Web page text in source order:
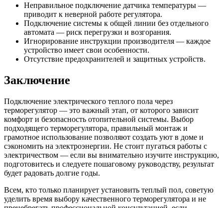
Неправильное подключение датчика температуры —
приводит к неверной работе регулятора.
Подключение системы к общей линии без отдельного
автомата — риск перегрузки и возгорания.
Игнорирование инструкции производителя — каждое
устройство имеет свои особенности.
Отсутствие предохранителей и защитных устройств.
Заключение
Подключение электрического теплого пола через
терморегулятор — это важный этап, от которого зависит
комфорт и безопасность отопительной системы. Выбор
подходящего терморегулятора, правильный монтаж и
грамотное использование позволяют создать уют в доме и
сэкономить на электроэнергии. Не стоит пугаться работы с
электричеством — если вы внимательно изучите инструкцию,
подготовитесь и следуете пошаговому руководству, результат
будет радовать долгие годы.
Всем, кто только планирует установить теплый пол, советую
уделить время выбору качественного терморегулятора и не